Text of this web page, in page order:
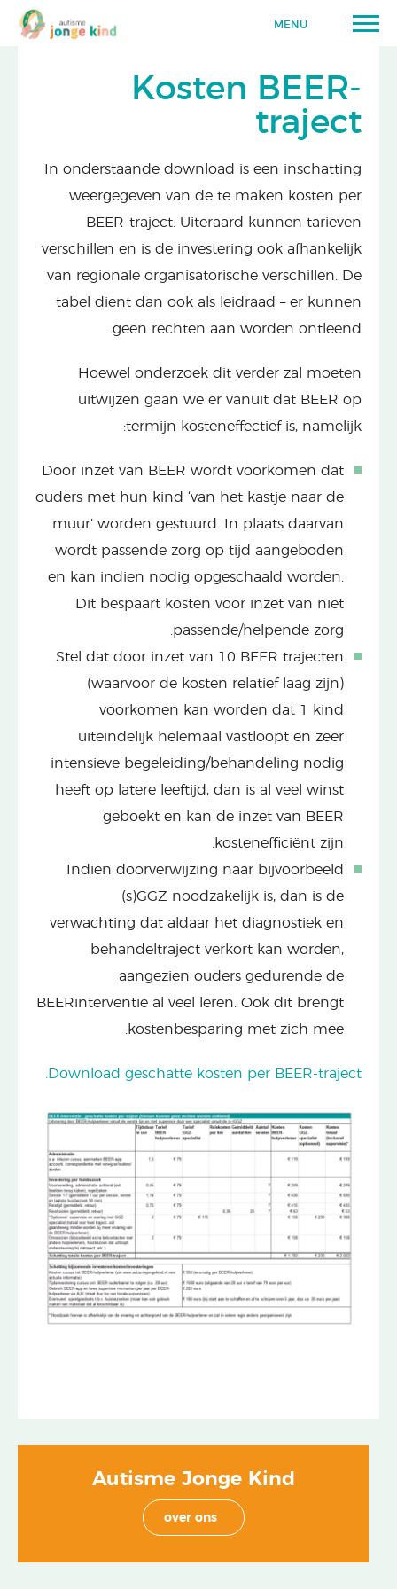
MENU
Kosten BEER-
traject
In onderstaande download is een inschatting
weergegeven van de te maken kosten per
BEER-traject. Uiteraard kunnen tarieven
verschillen en is de investering ook afhankelijk
van regionale organisatorische verschillen. De
tabel dient dan ook als leidraad – er kunnen
geen rechten aan worden ontleend.
Hoewel onderzoek dit verder zal moeten
uitwijzen gaan we er vanuit dat BEER op
termijn kosteneffectief is, namelijk:
Door inzet van BEER wordt voorkomen dat
ouders met hun kind ‘van het kastje naar de
muur’ worden gestuurd. In plaats daarvan
wordt passende zorg op tijd aangeboden
en kan indien nodig opgeschaald worden.
Dit bespaart kosten voor inzet van niet
passende/helpende zorg.
Stel dat door inzet van 10 BEER trajecten
(waarvoor de kosten relatief laag zijn)
voorkomen kan worden dat 1 kind
uiteindelijk helemaal vastloopt en zeer
intensieve begeleiding/behandeling nodig
heeft op latere leeftijd, dan is al veel winst
geboekt en kan de inzet van BEER
kostenefficiënt zijn.
Indien doorverwijzing naar bijvoorbeeld
(s)GGZ noodzakelijk is, dan is de
verwachting dat aldaar het diagnostiek en
behandeltraject verkort kan worden,
aangezien ouders gedurende de
BEERinterventie al veel leren. Ook dit brengt
kostenbesparing met zich mee.
Download geschatte kosten per BEER-traject.
Autisme Jonge Kind
over ons